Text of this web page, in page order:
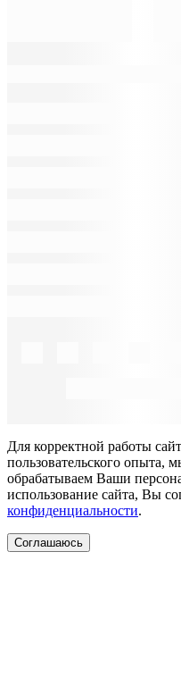
Для корректной работы
пользовательского опыта,
обрабатываем Ваши
использование сайта, Вы
конфиденциальности.
Соглашаюсь